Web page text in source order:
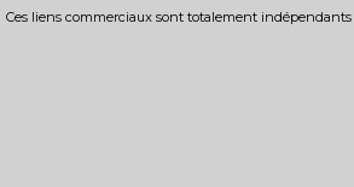
Ces liens commerciaux sont totalement